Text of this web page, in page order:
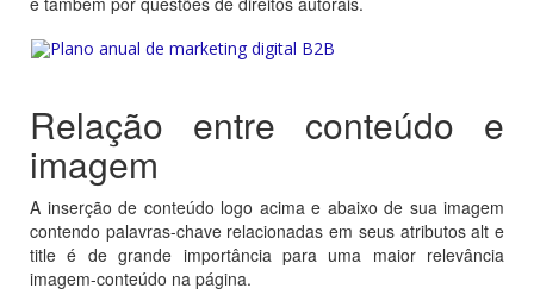
Relação entre conteúdo e
imagem
A inserção de conteúdo logo acima e abaixo de sua imagem
contendo palavras-chave relacionadas em seus atributos alt e
title é de grande importância para uma maior relevância
imagem-conteúdo na página.